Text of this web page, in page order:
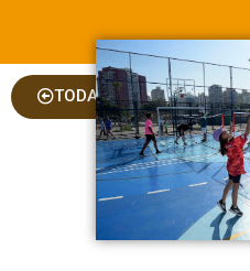
TODAS AS COLUNAS